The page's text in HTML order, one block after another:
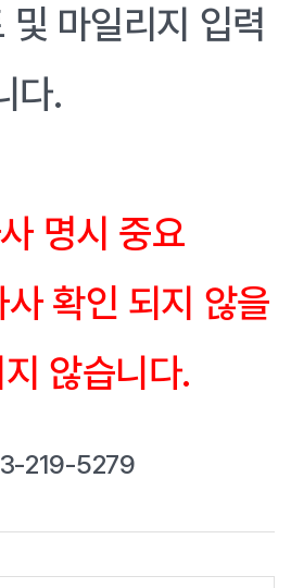
및 마일리지 입력
다.
명시 중요
확인 되지 않을
않습니다.
219-5279